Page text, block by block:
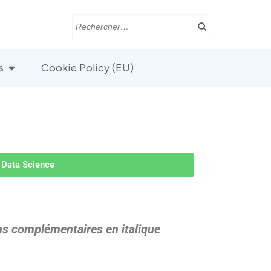
Cookie Policy (EU)
Data Science
complémentaires en italique